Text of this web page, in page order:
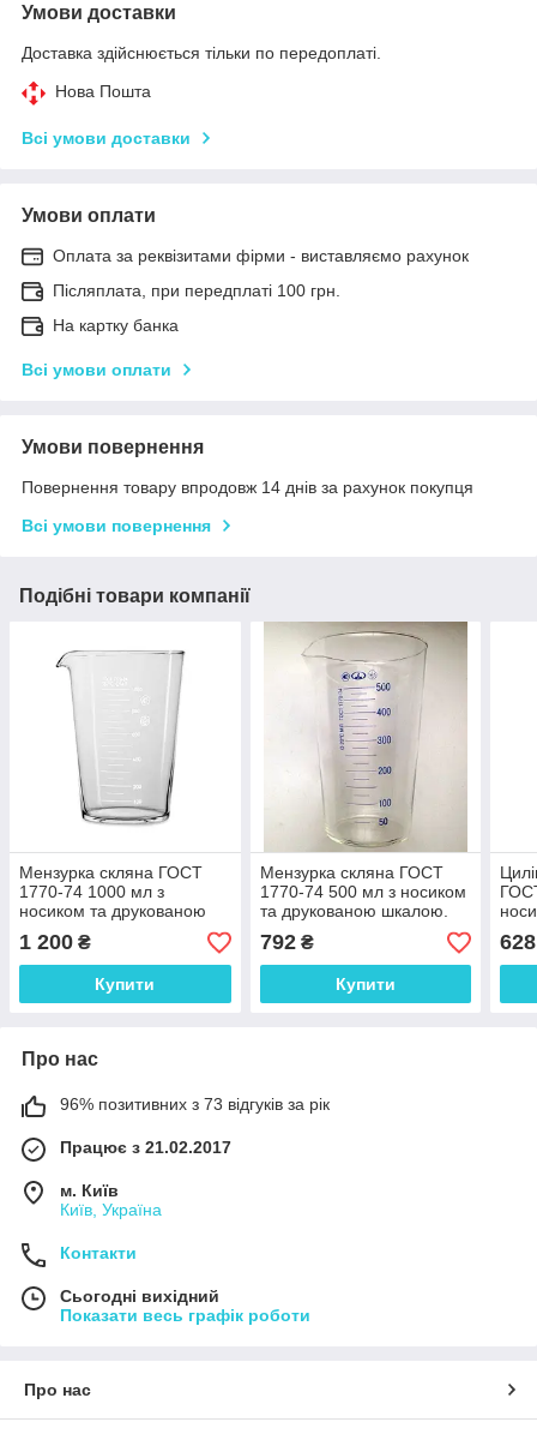
Умови доставки
Доставка здійснюється тільки по передоплаті.
Нова Пошта
Всі умови доставки
Умови оплати
Оплата за реквізитами фірми - виставляємо рахунок
Післяплата, при передплаті 100 грн.
На картку банка
Всі умови оплати
Умови повернення
Повернення товару впродовж 14 днів за рахунок покупця
Всі умови повернення
Подібні товари компанії
Мензурка скляна ГОСТ
1770-74 1000 мл з
носиком та друкованою
шкалою. Україна
1 200 ₴
Купити
Мензурка скляна ГОСТ
1770-74 500 мл з носиком
та друкованою шкалою.
Україна
792₴
Купити
628
Про нас
96% позитивних з 73 відгуків за рік
Працює з 21.02.2017
м. Київ
Київ, Україна
Контакти
Сьогодні вихідний
Показати весь графік роботи
Про нас